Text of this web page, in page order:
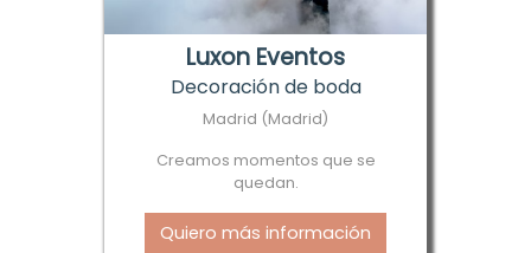
Luxon Eventos
Decoración de boda
Madrid (Madrid)
Creamos momentos que se
quedan.
Quiero más información